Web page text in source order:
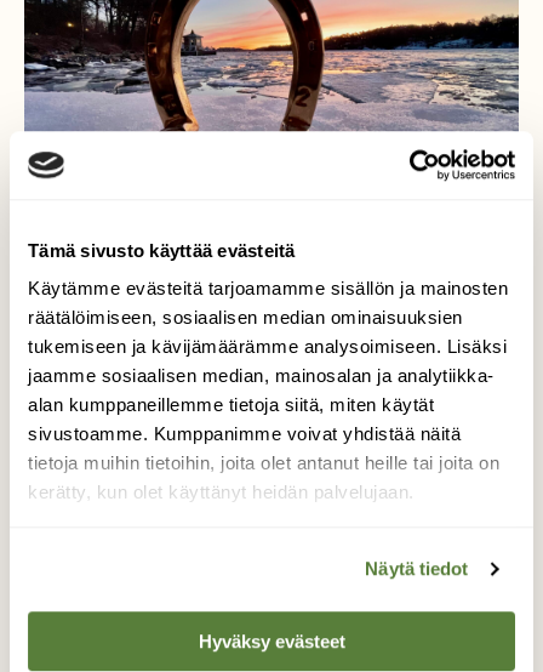
Tämä sivusto käyttää evästeitä
Käytämme evästeitä tarjoamamme sisällön ja mainosten
räätälöimiseen, sosiaalisen median ominaisuuksien
tukemiseen ja kävijämäärämme analysoimiseen. Lisäksi
jaamme sosiaalisen median, mainosalan ja analytiikka-
alan kumppaneillemme tietoja siitä, miten käytät
sivustoamme. Kumppanimme voivat yhdistää näitä
tietoja muihin tietoihin, joita olet antanut heille tai joita on
kerätty, kun olet käyttänyt heidän palvelujaan.
Näytä tiedot
Hyväksy evästeet
Kullan kimallusta…
Tuoko kultainen hevosenkenkä onnea…?
Tiedä siitä sitten, mutta kauniisti se
kimaltelee aamuruskossa…! Turku, Ruissalo
6.3.2022
TAKAISIN LISTAAN